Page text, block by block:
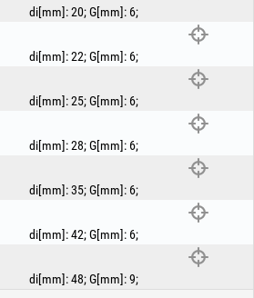
di[mm]:20;G[mm]: 6;
di[mm]:22;G[mm]: 6;
di[mm]:25;G[mm]: 6;
di[mm]:28;G[mm]: 6;
di[mm]:35;G[mm]: 6;
di[mm]:42;G[mm]: 6;
di[mm]:48;G[mm]:9;